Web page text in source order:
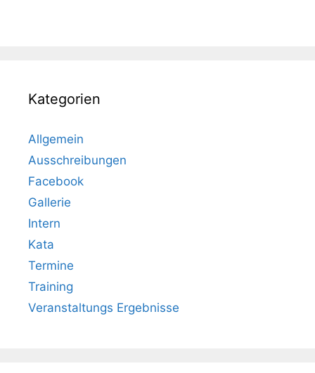
Kategorien
Allgemein
Ausschreibungen
Facebook
Gallerie
Intern
Kata
Termine
Training
Veranstaltungs Ergebnisse